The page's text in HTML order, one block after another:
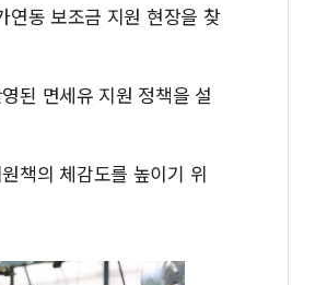
연동 보조금 지원 현장을 찾
된 면세유 지원 정책을 설
책의 체감도를 높이기 위